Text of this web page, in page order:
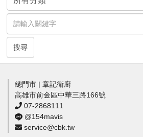
搜尋
總門市 | 章記衛廚
高雄市前金區中華三路166號
07-2868111
@154mavis
service@cbk.tw